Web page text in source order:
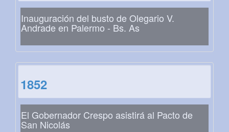
Inauguración del busto de Olegario V.
Andrade en Palermo - Bs. As
1852
El Gobernador Crespo asistirá al Pacto de
San Nicolás